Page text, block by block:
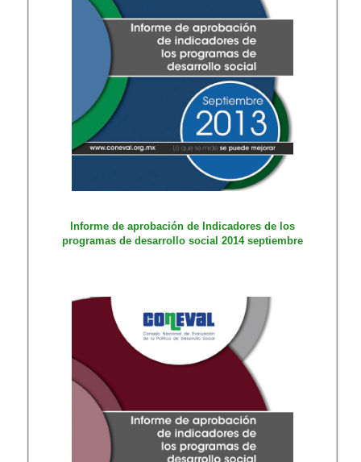
Informe de apr​obación de Indicadores de los
programas de desarrollo social 2014 septiembre